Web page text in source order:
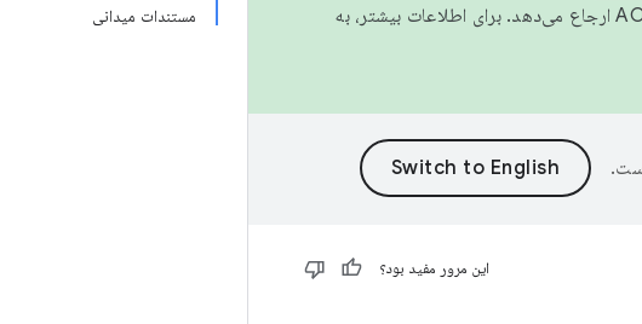
مستندات میدانی
این مرور مفید بود؟